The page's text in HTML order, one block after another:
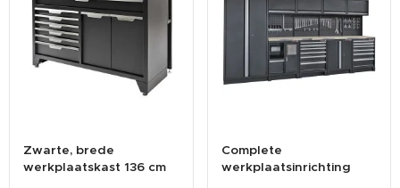
Zwarte, brede
werkplaatskast 136 cm
Complete
werkplaatsinrichting